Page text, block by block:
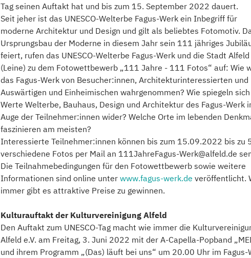
Tag seinen Auftakt hat und bis zum 15. September 2022 dauert.
Seit jeher ist das UNESCO-Welterbe Fagus-Werk ein Inbegriff für
moderne Architektur und Design und gilt als beliebtes Fotomotiv.
Ursprungsbau der Moderne in diesem Jahr sein 111 jähriges
feiert, rufen das UNESCO-Welterbe Fagus-Werk und die Stadt Alfeld
(Leine) zu dem Fotowettbewerb „111 Jahre - 111 Fotos“ auf: Wie
das Fagus-Werk von Besucher:innen, Architekturinteressierten und
Auswärtigen und Einheimischen wahrgenommen? Wie spiegeln
Werte Welterbe, Bauhaus, Design und Architektur des Fagus-Werk
Auge der Teilnehmer:innen wider? Welche Orte im lebenden
faszinieren am meisten?
Interessierte Teilnehmer:innen können bis zum 15.09.2022 bis zu
verschiedene Fotos per Mail an 111JahreFagus-Werk@alfeld.de
Die Teilnahmebedingungen für den Fotowettbewerb sowie weitere
Informationen sind online unter www.fagus-werk.de veröffentlicht.
immer gibt es attraktive Preise zu gewinnen.
Kulturauftakt der Kulturvereinigung Alfeld
Den Auftakt zum UNESCO-Tag macht wie immer die
Alfeld e.V. am Freitag, 3. Juni 2022 mit der A-Capella-Popband
und ihrem Programm „(Das) läuft bei uns“ um 20.00 Uhr im Fagus-